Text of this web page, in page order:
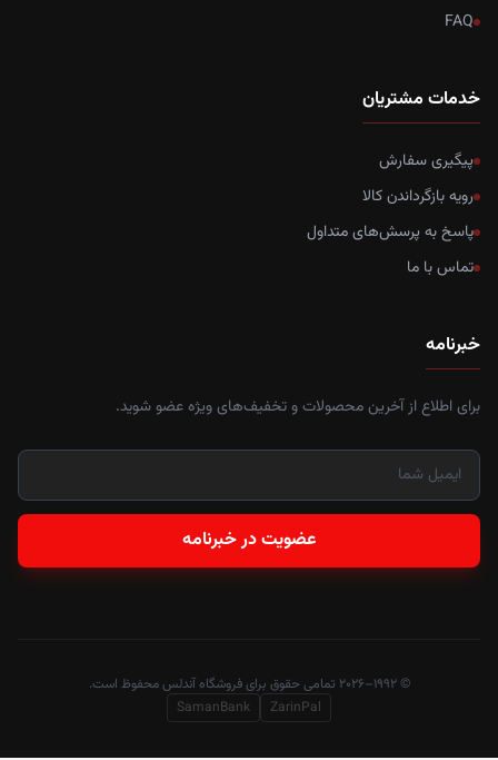
FAQ
خدمات مشتریان
پیگیری سفارش
رویه بازگرداندن کالا
پاسخ به پرسش‌های متداول
تماس با ما
خبرنامه
برای اطلاع از آخرین محصولات و تخفیف‌های ویژه عضو شوید.
عضویت در خبرنامه
© ۱۹۹۲–۲۰۲۶ تمامی حقوق برای فروشگاه آندلس محفوظ است.
ZarinPal
SamanBank